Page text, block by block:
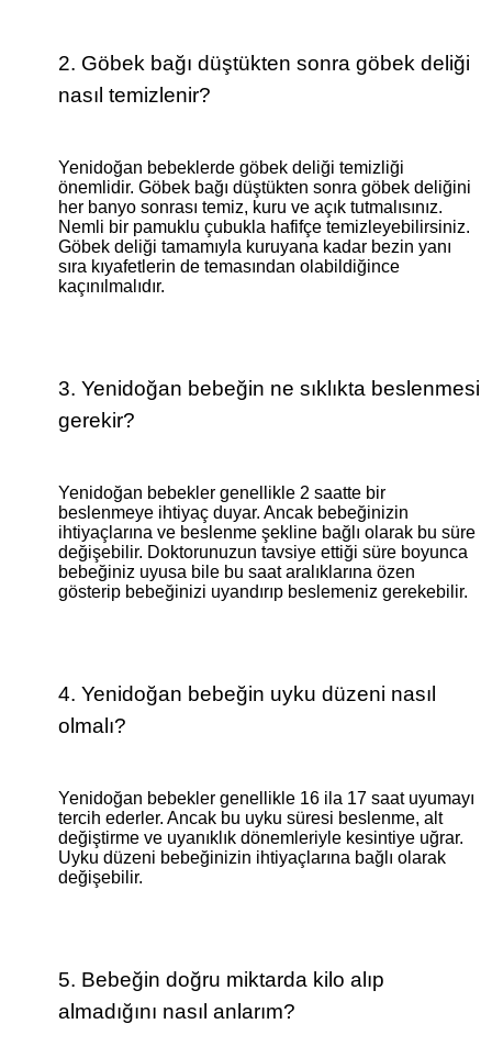
2. Göbek bağı düştükten sonra göbek deliği
nasıl temizlenir?
Yenidoğan bebeklerde göbek deliği temizliği
önemlidir. Göbek bağı düştükten sonra göbek deliğini
her banyo sonrası temiz, kuru ve açık tutmalısınız.
Nemli bir pamuklu çubukla hafifçe temizleyebilirsiniz.
Göbek deliği tamamıyla kuruyana kadar bezin yanı
sıra kıyafetlerin de temasından olabildiğince
kaçınılmalıdır.
3. Yenidoğan bebeğin ne sıklıkta beslenmesi
gerekir?
Yenidoğan bebekler genellikle 2 saatte bir
beslenmeye ihtiyaç duyar. Ancak bebeğinizin
ihtiyaçlarına ve beslenme şekline bağlı olarak bu süre
değişebilir. Doktorunuzun tavsiye ettiği süre boyunca
bebeğiniz uyusa bile bu saat aralıklarına özen
gösterip bebeğinizi uyandırıp beslemeniz gerekebilir.
4. Yenidoğan bebeğin uyku düzeni nasıl
olmalı?
Yenidoğan bebekler genellikle 16 ila 17 saat uyumayı
tercih ederler. Ancak bu uyku süresi beslenme, alt
değiştirme ve uyanıklık dönemleriyle kesintiye uğrar.
Uyku düzeni bebeğinizin ihtiyaçlarına bağlı olarak
değişebilir.
5. Bebeğin doğru miktarda kilo alıp
almadığını nasıl anlarım?